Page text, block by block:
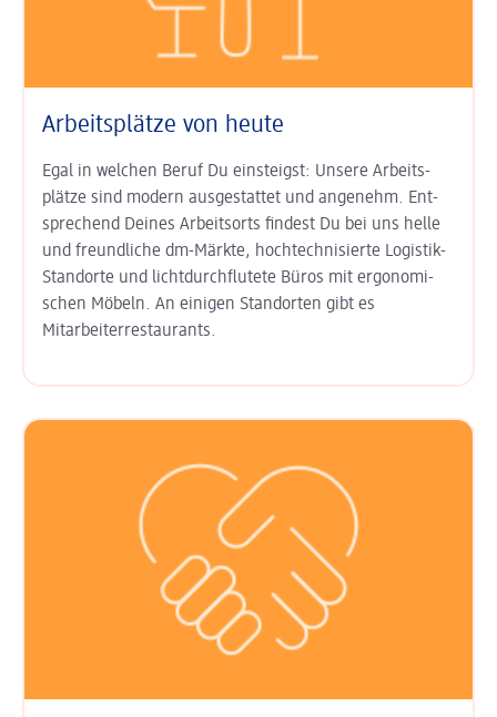
Arbeitsplätze von heute
Egal in welchen Beruf Du einsteigst: Unsere Arbeits­
plätze sind modern aus­gestattet und angenehm. Ent­
sprechend Deines Arbeits­orts findest Du bei uns helle
und freund­liche dm-Märkte, hoch­technisierte Logistik-
Standorte und licht­durchflutete Büros mit ergo­nomi­
schen Möbeln. An einigen Stand­orten gibt es
Mitarbeiter­restaurants.